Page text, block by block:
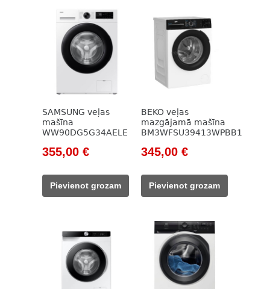
SAMSUNG veļas
mašīna
WW90DG5G34AELE
Original
was:
523,00 €.
355,00 €Current
355,00 €.
Pievienot grozam
BEKO veļas
mazgājamā mašīna
BM3WFSU39413WPBB1
Original
was:
785,00 €.
345,00 €Current
345,00 €.
Pievienot grozam